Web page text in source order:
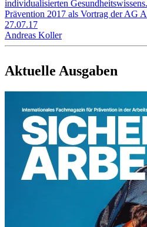
individualisierten
Prävention 2017 als Vortrag der AG
27.07.17
Andreas Koller
Aktuelle Ausgaben